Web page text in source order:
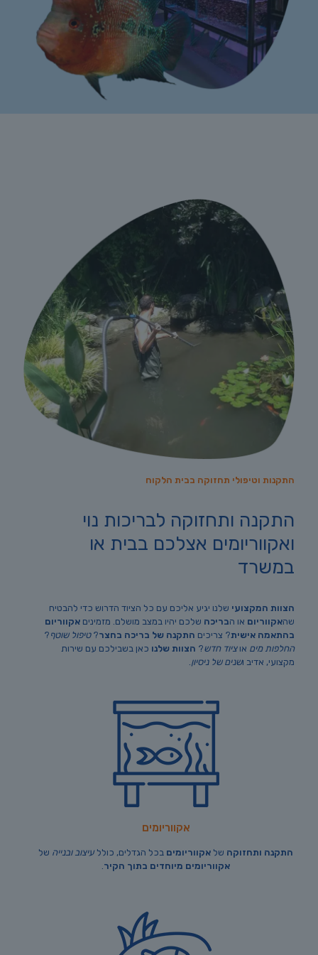
התקנות וטיפולי תחזוקה בבית הלקוח
התקנה ותחזוקה לבריכות נוי
ואקווריומים אצלכם בבית או
במשרד
הצוות המקצועי שלנו יגיע אליכם עם כל הציוד הדרוש כדי להבטיח
שהאקווריום או הבריכה שלכם יהיו במצב מושלם. מזמינים אקווריום
בהתאמה אישית? צריכים התקנה של בריכה בחצר?טיפול שוטף ?
החלפות מים אוציוד חדש? הצוות שלנו כאן בשבילכם עם שירות
מקצועי, אדיב ושנים של ניסיון
אקווריומים
התקנה ותחזוקה של אקווריומים בכל הגדלים, כולל עיצוב ובנייה של
אקווריומים מיוחדים בתוך הקיר